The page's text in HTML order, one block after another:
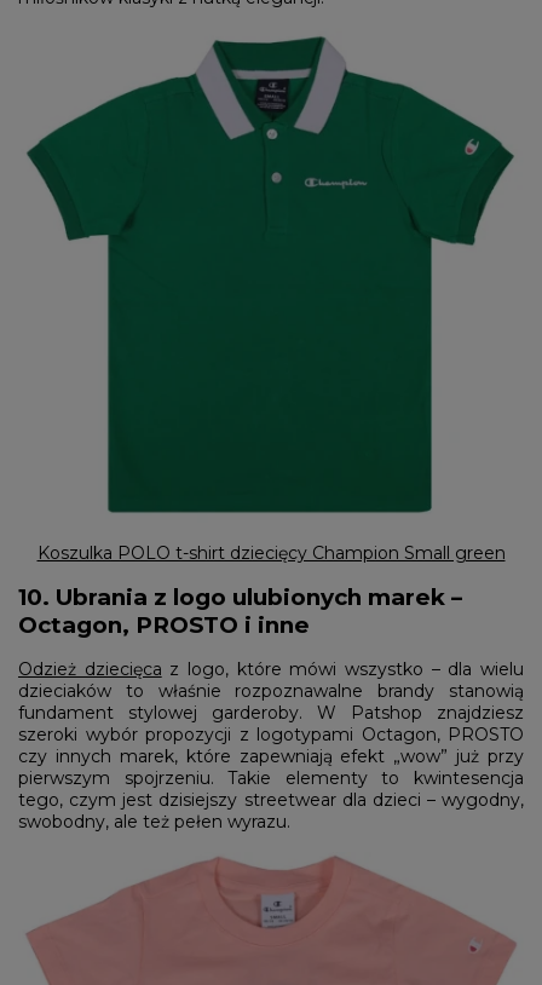
Koszulka POLO t-shirt dziecięcy Champion Small green
10. Ubrania z logo ulubionych marek –
Octagon, PROSTO i inne
Odzież dziecięca z logo, które mówi wszystko – dla wielu
dzieciaków to właśnie rozpoznawalne brandy stanowią
fundament stylowej garderoby. W Patshop znajdziesz
szeroki wybór propozycji z logotypami Octagon, PROSTO
czy innych marek, które zapewniają efekt „wow” już przy
pierwszym spojrzeniu. Takie elementy to kwintesencja
tego, czym jest dzisiejszy streetwear dla dzieci – wygodny,
swobodny, ale też pełen wyrazu.